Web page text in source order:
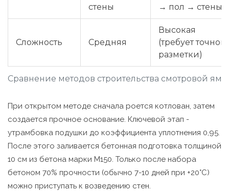
Сравнение методов строительства смотровой ямы
стены
→ пол → стены
Сложность Средняя
Высокая
(требует точной
разметки)
При открытом методе сначала роется котлован, затем
создается прочное основание. Ключевой этап -
утрамбовка подушки до коэффициента уплотнения 0,95.
После этого заливается бетонная подготовка толщиной
10 см из бетона марки М150. Только после набора
бетоном 70% прочности (обычно 7-10 дней при +20°C)
можно приступать к возведению стен.